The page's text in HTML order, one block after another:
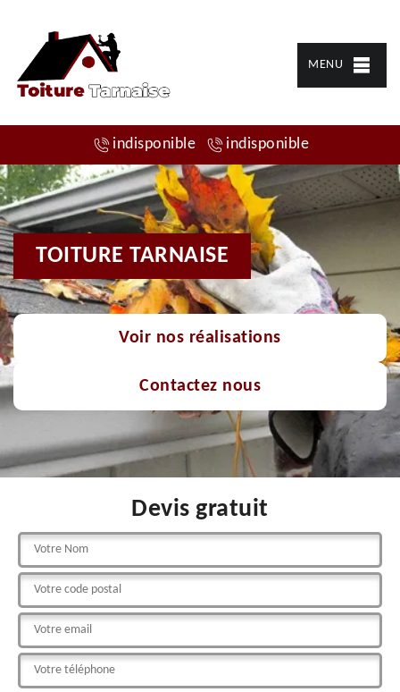
MENU
indisponible indisponible
TOITURE TARNAISE
Voir nos réalisations
Contactez nous
Devis gratuit